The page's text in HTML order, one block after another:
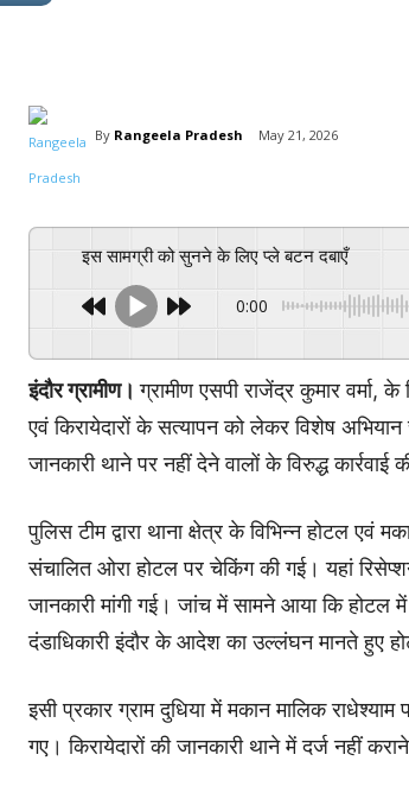
By Rangeela Pradesh May 21, 2026
इस सामग्री को सुनने के लिए प्ले बटन दबाएँ
0:00
इंदौर ग्रामीण।ग्रामीण एसपी राजेंद्र कुमार वर्मा,
एवं किरायेदारों के सत्यापन को लेकर विशेष
जानकारी थाने पर नहीं देने वालों के विरुद्ध कार्रवाई
पुलिस टीम द्वारा थाना क्षेत्र के विभिन्न होटल एवं
संचालित ओरा होटल पर चेकिंग की गई। यहां
जानकारी मांगी गई। जांच में सामने आया कि होटल
दंडाधिकारी इंदौर के आदेश का उल्लंघन मानते हुए
इसी प्रकार ग्राम दुधिया में मकान मालिक राधेश्याम
गए। किरायेदारों की जानकारी थाने में दर्ज नहीं